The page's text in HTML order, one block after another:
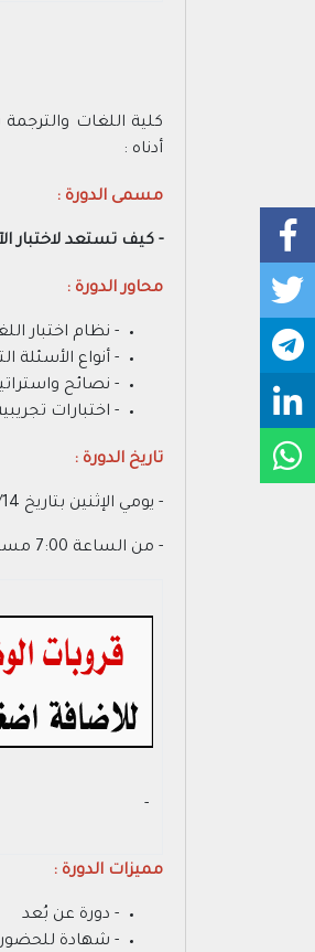
كلية اللغات
أدناه :
مسمى الدورة :
- كيف تستعد لاختبار
محاور الدورة :
- نظام اختبار
- أنواع الأسئلة
- نصائح
- اختبارات
تاريخ الدورة :
- يومي الإثنين بتاريخ 1443/11/14هـ والثلاثاء بتاريخ 1443/11/15هـ
- من الساعة 7:00 مساءً إلى الساعة 9:00 مساءً
- ‏
مميزات الدورة :
- دورة عن بُعد
- شهادة